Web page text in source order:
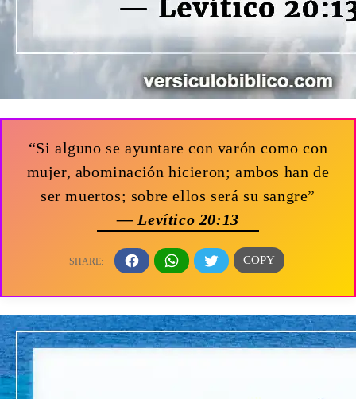
“Si alguno se ayuntare con varón como con
mujer, abominación hicieron; ambos han de
ser muertos; sobre ellos será su sangre”
— Levítico 20:13